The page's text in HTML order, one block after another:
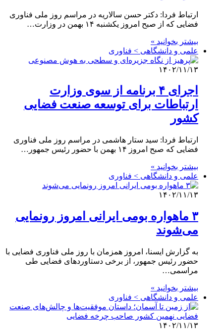
ارتباط فردا: دکتر حسن سالاریه در مراسم روز ملی فناوری
فضایی که از صبح امروز یکشنبه ۱۴ بهمن در وزارت…
بیشتر بخوانید »
علمی‌ و دانشگاهی > فناوری
۱۴۰۲/۱۱/۱۳
اجرای ۴ برنامه از سوی وزارت
ارتباطات برای توسعه صنعت فضایی
کشور
ارتباط فردا: سید ستار هاشمی در مراسم روز ملی فناوری
فضایی که صبح امروز ۱۴ بهمن با حضور رئیس جمهور…
بیشتر بخوانید »
علمی‌ و دانشگاهی > فناوری
۱۴۰۲/۱۱/۱۳
۳ ماهواره بومی ایرانی امروز رونمایی
می‌شوند
به گزارش ایسنا، امروز همزمان با روز ملی فناوری فضایی با
حضور رئیس جمهور، از برخی دستاوردهای فضایی طی
مراسمی…
بیشتر بخوانید »
علمی‌ و دانشگاهی > فناوری
۱۴۰۲/۱۱/۱۳